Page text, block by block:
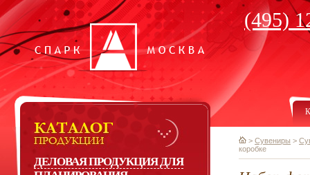
(495)
ДЕЛОВАЯ ПРОДУКЦИЯ ДЛЯ
> Сувениры >
коробке